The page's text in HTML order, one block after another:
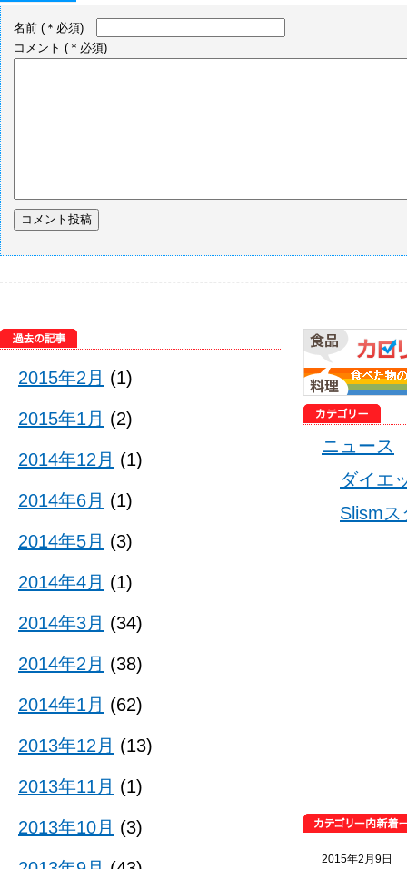
名前 (＊必須)
コメント (＊必須)
ニュース
ダイエ
Slism
2015年2月9日
2015年2月 (1)
2015年1月 (2)
2014年12月 (1)
2014年6月 (1)
2014年5月 (3)
2014年4月 (1)
2014年3月 (34)
2014年2月 (38)
2014年1月 (62)
2013年12月 (13)
2013年11月 (1)
2013年10月 (3)